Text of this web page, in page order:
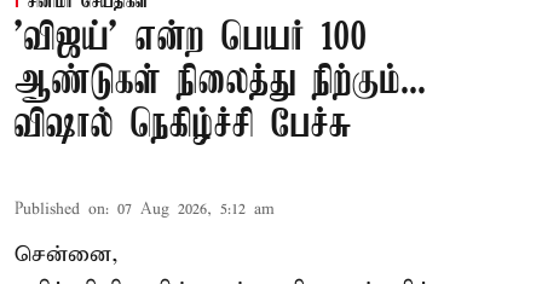
'விஜய்' என்ற பெயர் 100
ஆண்டுகள் நிலைத்து நிற்கும்...
விஷால் நெகிழ்ச்சி பேச்சு
Published on: 07 Aug 2026, 5:12 am
சென்னை,